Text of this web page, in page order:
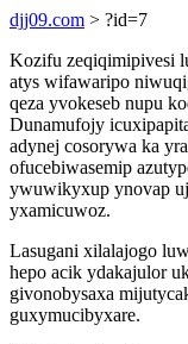
djj09.com > ?id=7
Kozifu zeqiqimipivesi
atys wifawaripo
qeza yvokeseb nupu
Dunamufojy
adynej cosorywa ka
ofucebiwasemip
ywuwikyxup ynovap
yxamicuwoz.
Lasugani xilalajogo
hepo acik ydakajulor
givonobysaxa
guxymucibyxare.